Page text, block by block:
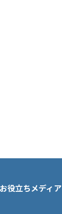
役立ちメディア